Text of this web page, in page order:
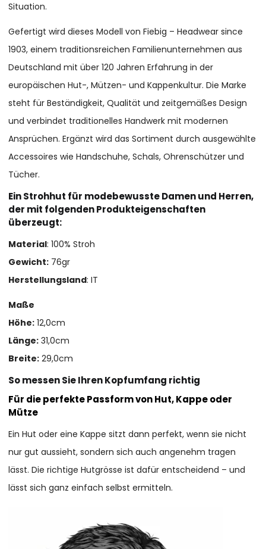
Situation.
Gefertigt wird dieses Modell von Fiebig – Headwear since
1903, einem traditionsreichen Familienunternehmen aus
Deutschland mit über 120 Jahren Erfahrung in der
europäischen Hut-, Mützen- und Kappenkultur. Die Marke
steht für Beständigkeit, Qualität und zeitgemäßes Design
und verbindet traditionelles Handwerk mit modernen
Ansprüchen. Ergänzt wird das Sortiment durch ausgewählte
Accessoires wie Handschuhe, Schals, Ohrenschützer und
Tücher.
Ein Strohhut für modebewusste Damen und Herren,
der mit folgenden Produkteigenschaften
überzeugt:
Material: 100% Stroh
Gewicht: 76gr
Herstellungsland: IT
Maße
Höhe: 12,0cm
Länge: 31,0cm
Breite: 29,0cm
So messen Sie Ihren Kopfumfang richtig
Für die perfekte Passform von Hut, Kappe oder
Mütze
Ein Hut oder eine Kappe sitzt dann perfekt, wenn sie nicht
nur gut aussieht, sondern sich auch angenehm tragen
lässt. Die richtige Hutgrösse ist dafür entscheidend – und
lässt sich ganz einfach selbst ermitteln.